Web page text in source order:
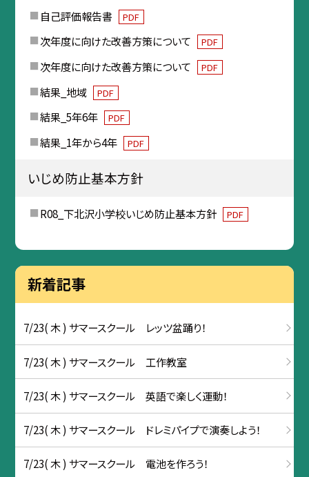
自己評価報告書 PDF
次年度に向けた改善方策について PDF
次年度に向けた改善方策について PDF
結果_地域 PDF
結果_5年6年 PDF
結果_1年から4年 PDF
いじめ防止基本方針
R08_下北沢小学校いじめ防止基本方針 PDF
新着記事
7/23( 木 ) サマースクール レッツ盆踊り！
7/23( 木 ) サマースクール 工作教室
7/23( 木 ) サマースクール 英語で楽しく運動！
7/23( 木 ) サマースクール ドレミパイプで演奏しよう！
7/23( 木 ) サマースクール 電池を作ろう！